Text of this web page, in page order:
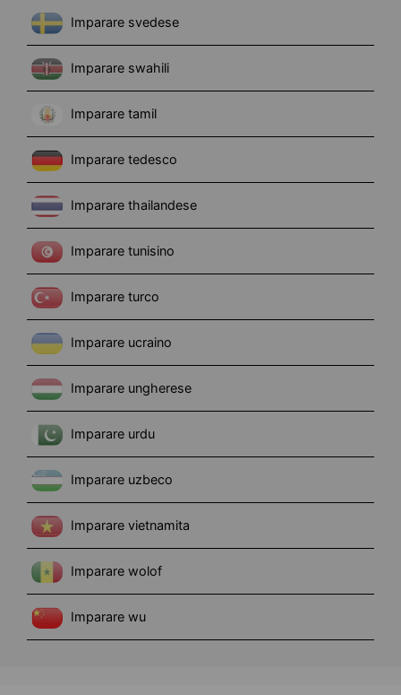
Imparare svedese
Imparare swahili
Imparare tamil
Imparare tedesco
Imparare thailandese
Imparare tunisino
Imparare turco
Imparare ucraino
Imparare ungherese
Imparare urdu
Imparare uzbeco
Imparare vietnamita
Imparare wolof
Imparare wu